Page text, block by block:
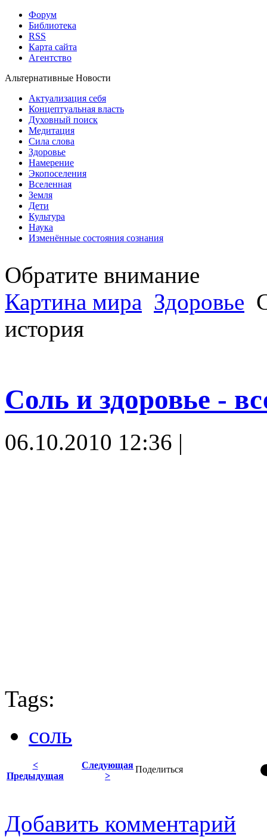
Форум
Библиотека
RSS
Карта сайта
Агентство
Альтернативные Новости
Актуализация себя
Концептуальная власть
Духовный поиск
Медитация
Сила слова
Здоровье
Намерение
Экопоселения
Вселенная
Земля
Дети
Культура
Наука
Изменённые состояния сознания
Обратите внимание
Картина мира Здоровье
история
Соль и здоровье -
06.10.2010 12:36 |
Tags:
соль
Поделиться
<
Предыдущая
Следующая
>
Добавить комментарий